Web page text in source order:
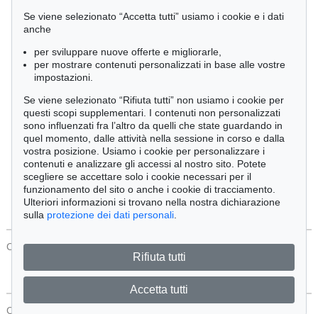
Cimelia
Ordine:
Tutti gli oggetti
Solo offerte attuali
Solo oggetti venduti
Cerca
CONTATTI Protezione Dei Dati
CONTATTI
Se viene selezionato “Accetta tutti” usiamo i cookie e i dati
anche
per sviluppare nuove offerte e migliorarle,
per mostrare contenuti personalizzati in base alle vostre
impostazioni.
Se viene selezionato “Rifiuta tutti” non usiamo i cookie per
questi scopi supplementari. I contenuti non personalizzati
sono influenzati fra l’altro da quelli che state guardando in
quel momento, dalle attività nella sessione in corso e dalla
vostra posizione. Usiamo i cookie per personalizzare i
contenuti e analizzare gli accessi al nostro sito. Potete
scegliere se accettare solo i cookie necessari per il
funzionamento del sito o anche i cookie di tracciamento.
Ulteriori informazioni si trovano nella nostra dichiarazione
sulla protezione dei dati personali
Rifiuta tutti
Accetta tutti